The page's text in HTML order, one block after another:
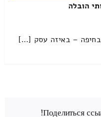
הובלה
בחיפה – באיזה עסק […]
Поделиться